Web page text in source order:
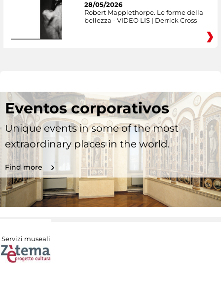
28/05/2026
Robert Mapplethorpe. Le forme della
bellezza - VIDEO LIS | Derrick Cross
Eventos corporativos
Unique events in some of the most
extraordinary places in the world.
Find more
Servizi museali